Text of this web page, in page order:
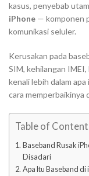
kasus, penyebab
iPhone — komponen
komunikasi seluler.
Kerusakan pada
SIM, kehilangan
kenali lebih dalam
cara memperbaikinya
Table of
Baseband Rusak
Disadari
Apa Itu Baseband di